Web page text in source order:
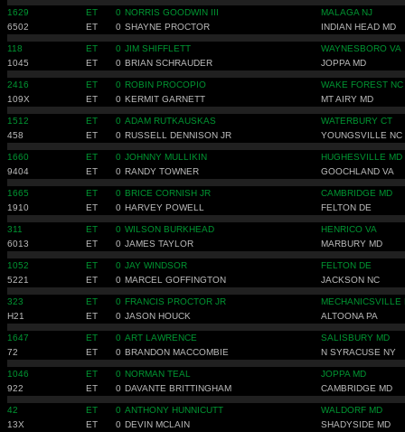
1629 ET 0 NORRIS GOODWIN III
MALAGA NJ
6502
ET 0 SHAYNE PROCTOR INDIAN HEAD MD
118 ET 0 JIM SHIFFLETT
WAYNESBORO VA
1045
ET 0 BRIAN SCHRAUDER JOPPA MD
2416 ET 0 ROBIN PROCOPIO
WAKE FOREST NC
109X
ET 0 KERMIT GARNETT MT AIRY MD
1512 ET 0 ADAM RUTKAUSKAS
WATERBURY CT
458
ET 0 RUSSELL DENNISON JR YOUNGSVILLE NC
1660 ET 0 JOHNNY MULLIKIN
HUGHESVILLE MD
9404
ET 0 RANDY TOWNER GOOCHLAND VA
1665 ET 0 BRICE CORNISH JR
CAMBRIDGE MD
1910
ET 0 HARVEY POWELL FELTON DE
311 ET 0 WILSON BURKHEAD
HENRICO VA
6013
ET 0 JAMES TAYLOR MARBURY MD
1052 ET 0 JAY WINDSOR
FELTON DE
5221
ET 0 MARCEL GOFFINGTON JACKSON NC
323 ET 0 FRANCIS PROCTOR JR
MECHANICSVILLE
H21
ET 0 JASON HOUCK ALTOONA PA
1647 ET 0 ART LAWRENCE
SALISBURY MD
72
ET 0 BRANDON MACCOMBIE N SYRACUSE NY
1046 ET 0 NORMAN TEAL
JOPPA MD
922
ET 0 DAVANTE BRITTINGHAM CAMBRIDGE MD
42 ET 0 ANTHONY HUNNICUTT
WALDORF MD
13X
ET 0 DEVIN MCLAIN SHADYSIDE MD